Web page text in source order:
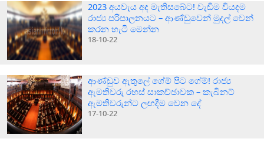
2023 අයවැය අද මැතිසබේට! වැඩිම වියදම
රාජ්‍ය පරිපාලනයට – ආණ්ඩුවෙන් මුදල් වෙන්
කරන හැටි මෙන්න
18-10-22
ආණ්ඩුව ඇතුලේ ගේම් පිට ගේම්! රාජ්‍ය
ඇමතිවරු රහස් සාකච්ඡාවක – කැබිනට්
ඇමතිවරුන්ට ලඟදීම වෙන දේ
17-10-22